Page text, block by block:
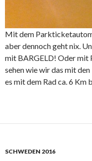
Mit dem
aber dennoch geht nix.
mit BARGELD! Oder mit
sehen wie wir das mit
es mit dem Rad ca. 6 Km
SCHWEDEN 2016